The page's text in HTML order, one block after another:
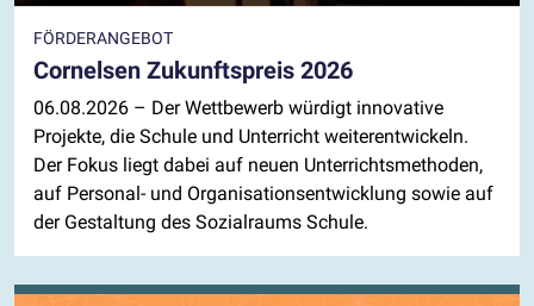
FÖRDERANGEBOT
Cornelsen Zukunftspreis 2026
06.08.2026 – Der Wettbewerb würdigt innovative
Projekte, die Schule und Unterricht weiterentwickeln.
Der Fokus liegt dabei auf neuen Unterrichtsmethoden,
auf Personal- und Organisationsentwicklung sowie auf
der Gestaltung des Sozialraums Schule.